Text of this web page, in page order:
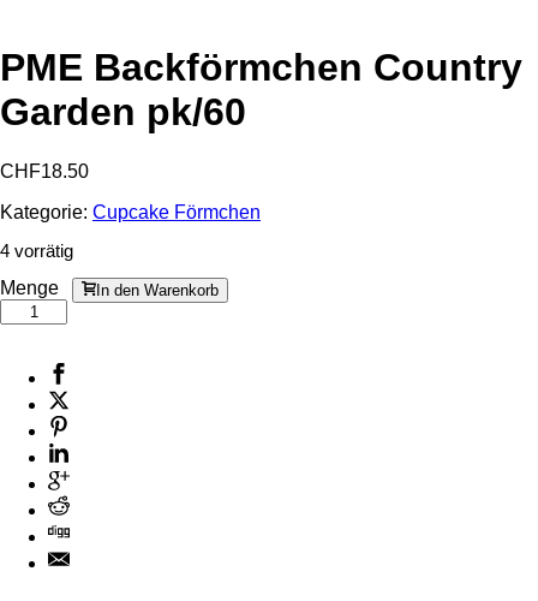
PME Backförmchen Country
Garden pk/60
CHF18.50
Kategorie: Cupcake Förmchen
4 vorrätig
Menge In den Warenkorb